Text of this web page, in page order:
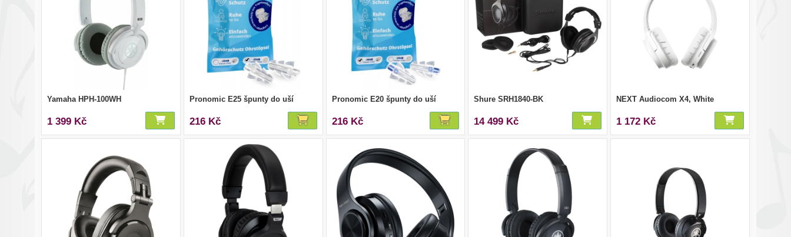
Yamaha HPH-100WH
1 399 Kč
Pronomic E25 špunty do uší
216 Kč
Pronomic E20 špunty do uší
216 Kč
Shure SRH1840-BK
14 499 Kč
NEXT Audiocom X4, White
1 172 Kč